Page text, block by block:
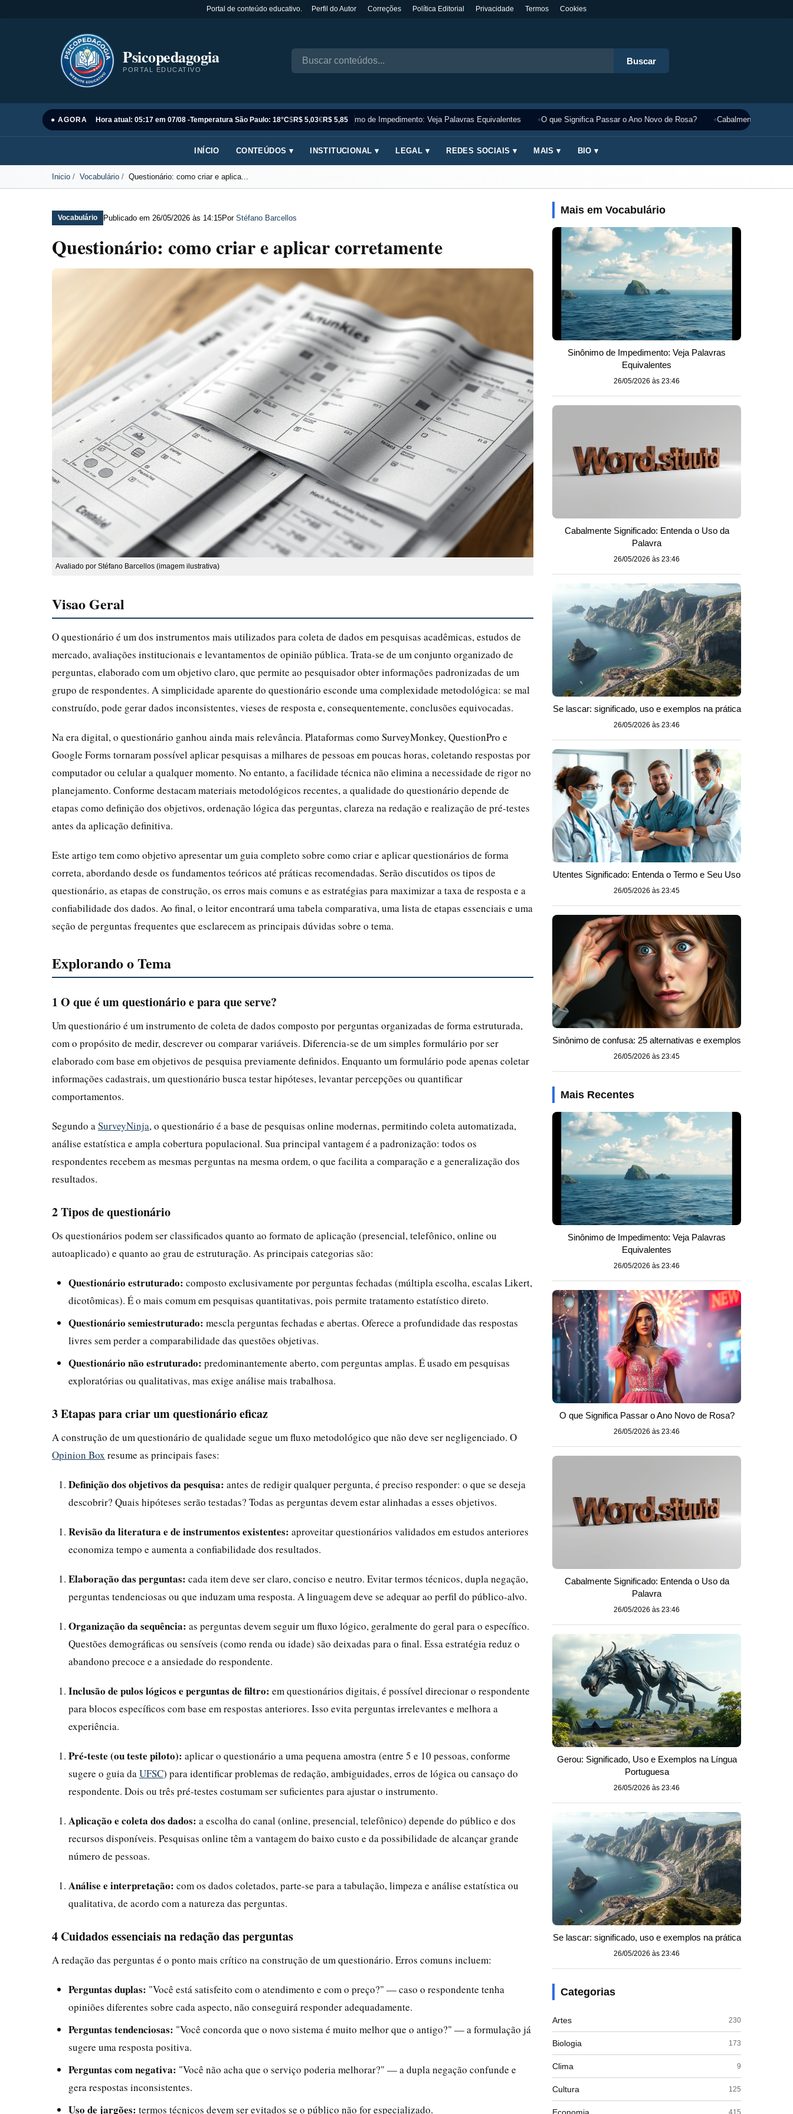
Portal de conteúdo educativo. Perfil do Autor Correções Política Editorial Privacidade Termos Cookies
Psicopedagogia
PORTAL EDUCATIVO
Buscar
● AGORA Hora atual: 05:17 em 07/08 -Temperatura São Paulo: 18°C$R$ 5,03€R$ 5,85
Sinônimo de Impedimento: Veja Palavras Equivalentes O que Significa Passar o Ano Novo de Rosa? Cabalmente
INÍCIO CONTEÚDOS ▾ INSTITUCIONAL ▾ LEGAL ▾ REDES SOCIAIS ▾ MAIS ▾ BIO ▾
Inicio Vocabulário Questionário: como criar e aplica...
Vocabulário Publicado em 26/05/2026 às 14:15Por Stéfano Barcellos
Questionário: como criar e aplicar corretamente
Avaliado por Stéfano Barcellos (imagem ilustrativa)
Visao Geral
O questionário é um dos instrumentos mais utilizados para coleta de dados em pesquisas acadêmicas, estudos de
mercado, avaliações institucionais e levantamentos de opinião pública. Trata-se de um conjunto organizado de
perguntas, elaborado com um objetivo claro, que permite ao pesquisador obter informações padronizadas de um
grupo de respondentes. A simplicidade aparente do questionário esconde uma complexidade metodológica: se mal
construído, pode gerar dados inconsistentes, vieses de resposta e, consequentemente, conclusões equivocadas.
Na era digital, o questionário ganhou ainda mais relevância. Plataformas como SurveyMonkey, QuestionPro e
Google Forms tornaram possível aplicar pesquisas a milhares de pessoas em poucas horas, coletando respostas por
computador ou celular a qualquer momento. No entanto, a facilidade técnica não elimina a necessidade de rigor no
planejamento. Conforme destacam materiais metodológicos recentes, a qualidade do questionário depende de
etapas como definição dos objetivos, ordenação lógica das perguntas, clareza na redação e realização de pré-testes
antes da aplicação definitiva.
Este artigo tem como objetivo apresentar um guia completo sobre como criar e aplicar questionários de forma
correta, abordando desde os fundamentos teóricos até práticas recomendadas. Serão discutidos os tipos de
questionário, as etapas de construção, os erros mais comuns e as estratégias para maximizar a taxa de resposta e a
confiabilidade dos dados. Ao final, o leitor encontrará uma tabela comparativa, uma lista de etapas essenciais e uma
seção de perguntas frequentes que esclarecem as principais dúvidas sobre o tema.
Explorando o Tema
1 O que é um questionário e para que serve?
Um questionário é um instrumento de coleta de dados composto por perguntas organizadas de forma estruturada,
com o propósito de medir, descrever ou comparar variáveis. Diferencia-se de um simples formulário por ser
elaborado com base em objetivos de pesquisa previamente definidos. Enquanto um formulário pode apenas coletar
informações cadastrais, um questionário busca testar hipóteses, levantar percepções ou quantificar
comportamentos.
Segundo a SurveyNinja, o questionário é a base de pesquisas online modernas, permitindo coleta automatizada,
análise estatística e ampla cobertura populacional. Sua principal vantagem é a padronização: todos os
respondentes recebem as mesmas perguntas na mesma ordem, o que facilita a comparação e a generalização dos
resultados.
2 Tipos de questionário
Os questionários podem ser classificados quanto ao formato de aplicação (presencial, telefônico, online ou
autoaplicado) e quanto ao grau de estruturação. As principais categorias são:
Questionário estruturado: composto exclusivamente por perguntas fechadas (múltipla escolha, escalas Likert,
dicotômicas). É o mais comum em pesquisas quantitativas, pois permite tratamento estatístico direto.
Questionário semiestruturado: mescla perguntas fechadas e abertas. Oferece a profundidade das respostas
livres sem perder a comparabilidade das questões objetivas.
Questionário não estruturado: predominantemente aberto, com perguntas amplas. É usado em pesquisas
exploratórias ou qualitativas, mas exige análise mais trabalhosa.
3 Etapas para criar um questionário eficaz
A construção de um questionário de qualidade segue um fluxo metodológico que não deve ser negligenciado. O
Opinion Box resume as principais fases:
Definição dos objetivos da pesquisa: antes de redigir qualquer pergunta, é preciso responder: o que se deseja
descobrir? Quais hipóteses serão testadas? Todas as perguntas devem estar alinhadas a esses objetivos.
Revisão da literatura e de instrumentos existentes: aproveitar questionários validados em estudos anteriores
economiza tempo e aumenta a confiabilidade dos resultados.
Elaboração das perguntas: cada item deve ser claro, conciso e neutro. Evitar termos técnicos, dupla negação,
perguntas tendenciosas ou que induzam uma resposta. A linguagem deve se adequar ao perfil do público-alvo.
Organização da sequência: as perguntas devem seguir um fluxo lógico, geralmente do geral para o específico.
Questões demográficas ou sensíveis (como renda ou idade) são deixadas para o final. Essa estratégia reduz o
abandono precoce e a ansiedade do respondente.
Inclusão de pulos lógicos e perguntas de filtro: em questionários digitais, é possível direcionar o respondente
para blocos específicos com base em respostas anteriores. Isso evita perguntas irrelevantes e melhora a
experiência.
Pré-teste (ou teste piloto): aplicar o questionário a uma pequena amostra (entre 5 e 10 pessoas, conforme
sugere o guia da UFSC) para identificar problemas de redação, ambiguidades, erros de lógica ou cansaço do
respondente. Dois ou três pré-testes costumam ser suficientes para ajustar o instrumento.
Aplicação e coleta dos dados: a escolha do canal (online, presencial, telefônico) depende do público e dos
recursos disponíveis. Pesquisas online têm a vantagem do baixo custo e da possibilidade de alcançar grande
número de pessoas.
Análise e interpretação: com os dados coletados, parte-se para a tabulação, limpeza e análise estatística ou
qualitativa, de acordo com a natureza das perguntas.
4 Cuidados essenciais na redação das perguntas
A redação das perguntas é o ponto mais crítico na construção de um questionário. Erros comuns incluem:
Perguntas duplas: "Você está satisfeito com o atendimento e com o preço?" — caso o respondente tenha
opiniões diferentes sobre cada aspecto, não conseguirá responder adequadamente.
Perguntas tendenciosas: "Você concorda que o novo sistema é muito melhor que o antigo?" — a formulação já
sugere uma resposta positiva.
Perguntas com negativa: "Você não acha que o serviço poderia melhorar?" — a dupla negação confunde e
gera respostas inconsistentes.
Uso de jargões: termos técnicos devem ser evitados se o público não for especializado.
Mais em Vocabulário
Sinônimo de Impedimento: Veja Palavras
Equivalentes
26/05/2026 às 23:46
Cabalmente Significado: Entenda o Uso da
Palavra
26/05/2026 às 23:46
Se lascar: significado, uso e exemplos na prática
26/05/2026 às 23:46
Utentes Significado: Entenda o Termo e Seu Uso
26/05/2026 às 23:45
Sinônimo de confusa: 25 alternativas e exemplos
26/05/2026 às 23:45
Mais Recentes
Sinônimo de Impedimento: Veja Palavras
Equivalentes
26/05/2026 às 23:46
O que Significa Passar o Ano Novo de Rosa?
26/05/2026 às 23:46
Cabalmente Significado: Entenda o Uso da
Palavra
26/05/2026 às 23:46
Gerou: Significado, Uso e Exemplos na Língua
Portuguesa
26/05/2026 às 23:46
Se lascar: significado, uso e exemplos na prática
26/05/2026 às 23:46
Categorias
Artes 230
Biologia 173
Clima 9
Cultura 125
415